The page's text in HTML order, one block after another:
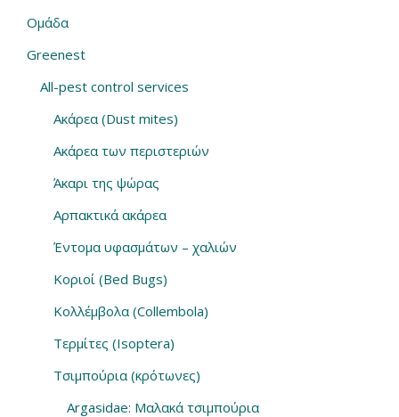
Ομάδα
Greenest
All-pest control services
Ακάρεα (Dust mites)
Ακάρεα των περιστεριών
Άκαρι της ψώρας
Αρπακτικά ακάρεα
Έντομα υφασμάτων – χαλιών
Κοριοί (Bed Bugs)
Κολλέμβολα (Collembola)
Τερμίτες (Isoptera)
Τσιμπούρια (κρότωνες)
Argasidae: Μαλακά τσιμπούρια